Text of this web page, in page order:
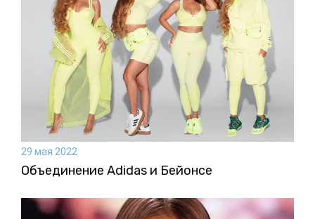
29 мая 2022
Объединение Adidas и Бейонсе